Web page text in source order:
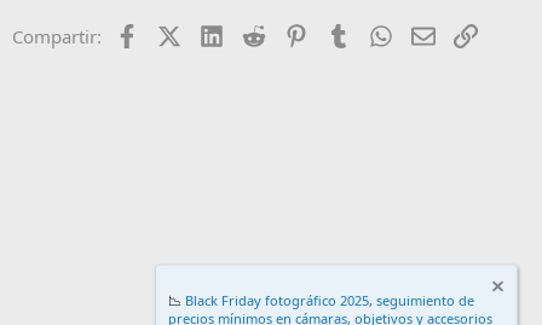
Compartir: FacebookX (Twitter)
LinkedIn
Reddit PinterestTumblr WhatsApp
EmailEnlace
📉 Black Friday fotográfico 2025, seguimiento de
precios mínimos en cámaras, objetivos y accesorios